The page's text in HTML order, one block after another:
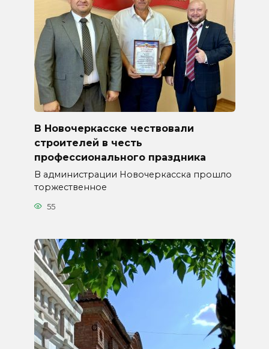
В Новочеркасске чествовали
строителей в честь
профессионального праздника
В администрации Новочеркасска прошло
торжественное
55